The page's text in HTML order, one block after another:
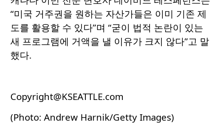
“미국 거주권을 원하는 자산가들은 이미 기존 제
도를 활용할 수 있다”며 “굳이 법적 논란이 있는
새 프로그램에 거액을 낼 이유가 크지 않다”고 말
했다.
Copyright@KSEATTLE.com
(Photo: Andrew Harnik/Getty Images)